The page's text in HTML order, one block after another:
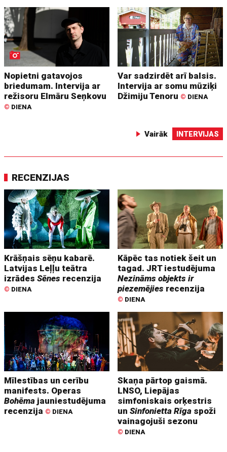
Nopietni gatavojos
briedumam. Intervija ar
režisoru Elmāru Seņkovu
© DIENA
Var sadzirdēt arī balsis.
Intervija ar somu mūziķi
Džimiju Tenoru © DIENA
Vairāk INTERVIJAS
RECENZIJAS
Krāšņais sēņu kabarē.
Latvijas Leļļu teātra
izrādesSēnes recenzija
© DIENA
Kāpēc tas notiek šeit un
tagad. JRT iestudējuma
Nezināms objekts ir
piezemējies recenzija
© DIENA
Mīlestības un cerību
manifests. Operas
Bohēma jauniestudējuma
recenzija © DIENA
Skaņa pārtop gaismā.
LNSO, Liepājas
simfoniskais orķestris
unSinfonietta Rīga spoži
vainagojuši sezonu
© DIENA